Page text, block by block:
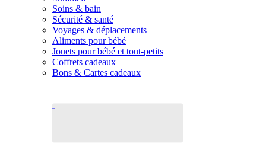
Soins & bain
Sécurité & santé
Voyages & déplacements
Aliments pour bébé
Jouets pour bébé et tout-petits
Coffrets cadeaux
Bons & Cartes cadeaux